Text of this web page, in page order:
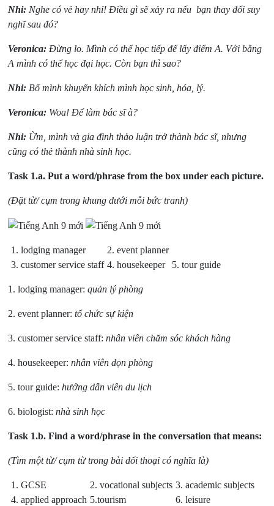
Nhi: Nghe có vẻ hay nhỉ! Điều gì sẽ xảy ra nếu bạn thay đổi suy
nghĩ sau đó?
Veronica:Đừng lo. Mình có thể học tiếp để lấy điểm A. Với bằng
A mình có thể học đại học. Còn bạn thì sao?
Nhi: Bố mình khuyến khích mình học sinh, hóa, lý.
Veronica: Woa! Để làm bác sĩ à?
Nhi: Ừm, mình và gia đình thảo luận trở thành bác sĩ, nhưng
cũng có thẻ thành nhà sinh học.
Task 1.a. Put a word/phrase from the box under each picture.
(Đặt từ/ cụm trong khung dưới mỗi bức tranh)
1. lodging manager
2. event planner
3. customer service staff 4. housekeeper 5. tour guide
1. lodging manager:quản lý phòng
2. event planner:tổ chức sự kiện
3. customer service staff:nhân viên chăm sóc khách hàng
4. housekeeper:nhân viên dọn phòng
5. tour guide:hướng dẫn viên du lịch
6. biologist:nhà sinh học
Task 1.b. Find a word/phrase in the conversation that means:
(Tìm một từ/ cụm từ trong bài đối thoại có nghĩa là)
1. GCSE 2. vocational subjects 3. academic subjects
4. applied approach 5.tourism 6. leisure